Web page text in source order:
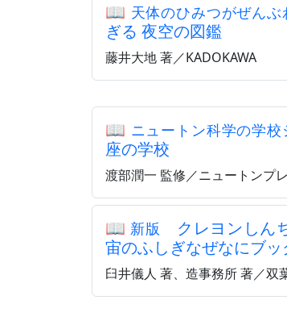
📖 天体のひみつがぜんぶ
ぎる 夜空の図鑑
藤井大地 著／KADOKAWA
📖 ニュートン科学の学校
座の学校
渡部潤一 監修／ニュートンプ
📖 新版
クレヨンしん
宙のふしぎなぜなにブッ
臼井儀人 著、造事務所 著／双